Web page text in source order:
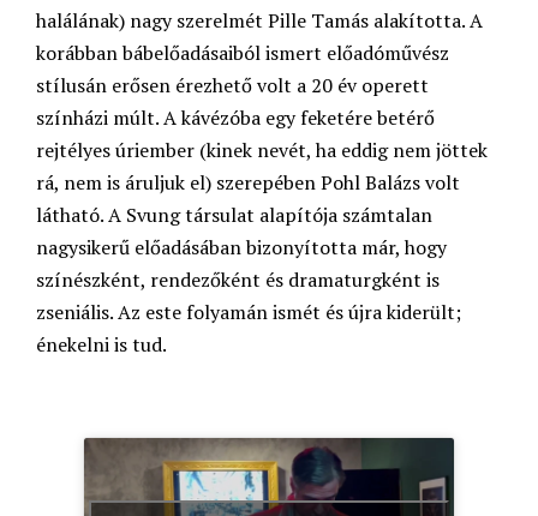
halálának) nagy szerelmét Pille Tamás alakította. A
korábban bábelőadásaiból ismert előadóművész
stílusán erősen érezhető volt a 20 év operett
színházi múlt. A kávézóba egy feketére betérő
rejtélyes úriember (kinek nevét, ha eddig nem jöttek
rá, nem is áruljuk el) szerepében Pohl Balázs volt
látható. A Svung társulat alapítója számtalan
nagysikerű előadásában bizonyította már, hogy
színészként, rendezőként és dramaturgként is
zseniális. Az este folyamán ismét és újra kiderült;
énekelni is tud.